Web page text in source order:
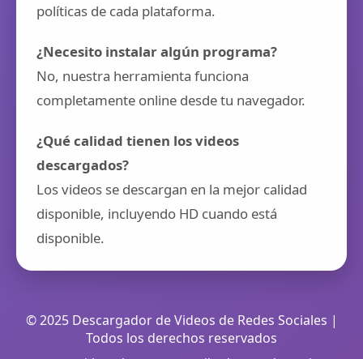
políticas de cada plataforma.
¿Necesito instalar algún programa?
No, nuestra herramienta funciona
completamente online desde tu navegador.
¿Qué calidad tienen los videos
descargados?
Los videos se descargan en la mejor calidad
disponible, incluyendo HD cuando está
disponible.
© 2025 Descargador de Videos de Redes Sociales |
Todos los derechos reservados